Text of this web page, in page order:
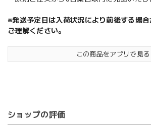
※発送予定日は入荷状況により前後する場
ご理解ください。
この商品をアプリで見る
ショップの評価